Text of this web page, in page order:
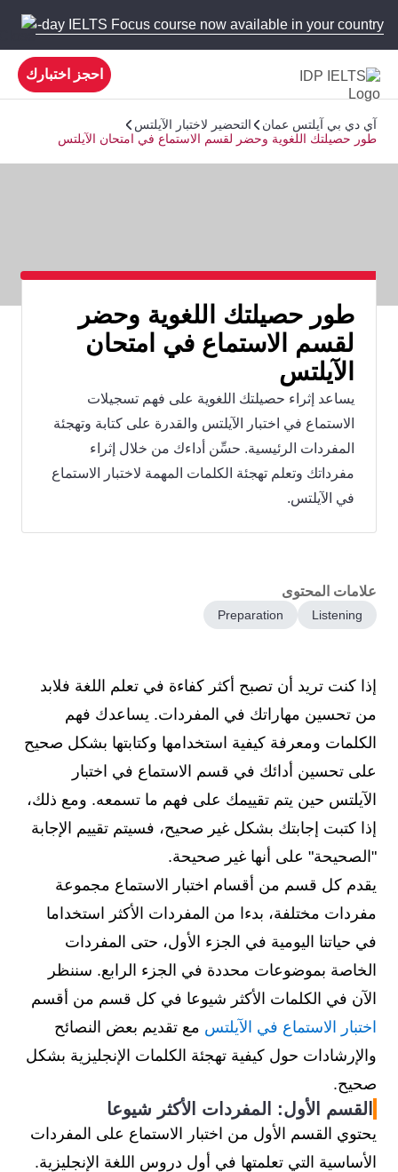
5-day IELTS Focus course now available in your country!
احجز اختبارك
آي دي بي آيلتس عمان
التحضير لاختبار الآيلتس
طور حصيلتك اللغوية وحضر لقسم الاستماع في امتحان الآيلتس
طور حصيلتك اللغوية وحضر
لقسم الاستماع في امتحان
الآيلتس
يساعد إثراء حصيلتك اللغوية على فهم تسجيلات
الاستماع في اختبار الآيلتس والقدرة على كتابة وتهجئة
المفردات الرئيسية. حسِّن أداءك من خلال إثراء
مفرداتك وتعلم تهجئة الكلمات المهمة لاختبار الاستماع
في الآيلتس.
علامات المحتوى
Listening
Preparation
إذا كنت تريد أن تصبح أكثر كفاءة في تعلم اللغة فلابد
من تحسين مهاراتك في المفردات. يساعدك فهم
الكلمات ومعرفة كيفية استخدامها وكتابتها بشكل صحيح
على تحسين أدائك في قسم الاستماع في اختبار
الآيلتس حين يتم تقييمك على فهم ما تسمعه. ومع ذلك،
إذا كتبت إجابتك بشكل غير صحيح، فسيتم تقييم الإجابة
"الصحيحة" على أنها غير صحيحة.
يقدم كل قسم من أقسام اختبار الاستماع مجموعة
مفردات مختلفة، بدءا من المفردات الأكثر استخداما
في حياتنا اليومية في الجزء الأول، حتى المفردات
الخاصة بموضوعات محددة في الجزء الرابع. سننظر
الآن في الكلمات الأكثر شيوعا في كل قسم من أقسم
اختبار الاستماع في الآيلتس مع تقديم بعض النصائح
والإرشادات حول كيفية تهجئة الكلمات الإنجليزية بشكل
صحيح.
القسم الأول: المفردات الأكثر شيوعا
يحتوي القسم الأول من اختبار الاستماع على المفردات
الأساسية التي تعلمتها في أول دروس اللغة الإنجليزية.